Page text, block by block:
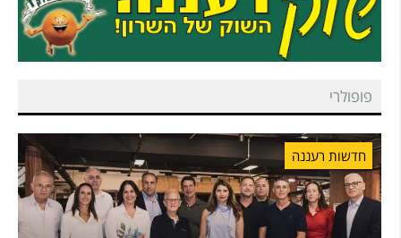
פופולרי
חדשות רעננה